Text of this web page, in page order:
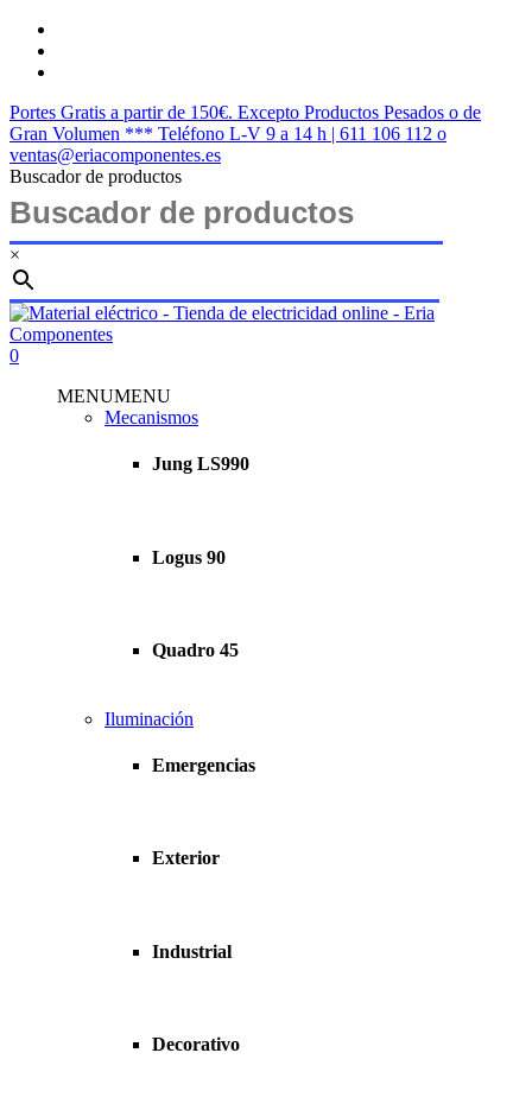
Saltar
contenido
Portes Gratis a partir de 150€. Excepto Productos Pesados o de
Gran Volumen *** Teléfono L-V 9 a 14 h | 611 106 112 o
ventas@eriacomponentes.es
Buscador de productos
×
Cerrar
búsqueda
buscar
account
0
MENUMENU
Mecanismos
Jung LS990
Logus 90
Quadro 45
Iluminación
Emergencias
Exterior
Industrial
Decorativo